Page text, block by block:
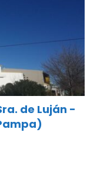
de Luján -